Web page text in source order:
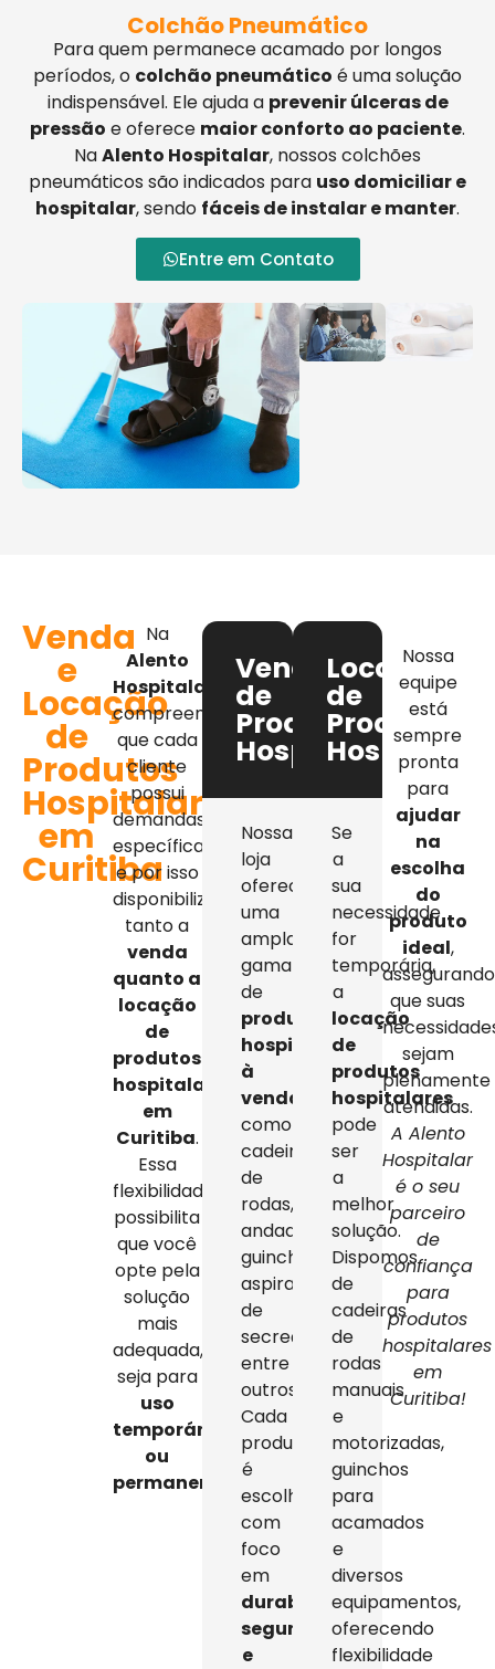
Colchão Pneumático
Para quem permanece acamado por longos
períodos, o colchão pneumático é uma solução
indispensável. Ele ajuda a prevenir úlceras de
pressão e oferece maior conforto ao paciente.
NaAlento Hospitalar, nossos colchões
pneumáticos são indicados para uso domiciliar e
hospitalar, sendo fáceis de instalar e manter.
Entre em Contato
Venda
e
Locação
de
Produtos
Hospitalares
em
Curitiba
Na
Alento
Hospitalar
compreendemos
que cada
cliente
possui
demandas
específicas,
e por isso
disponibilizamos
tanto a
venda
quanto a
locação
de
produtos
hospitalares
em
Curitiba.
Essa
flexibilidade
possibilita
que você
opte pela
solução
mais
adequada,
seja para
uso
temporário
ou
permanente
Venda
de
Produtos
Hospitalares
Nossa
loja
oferece
uma
ampla
gama
de
produtos
hospitalares
à
venda
como
cadeiras
de
rodas,
andadores,
guinchos,
aspiradores
de
secreção,
entre
outros.
Cada
produto
é
escolhido
com
foco
em
durabilidade,
segurança
e
Locação
de
Produtos
Se
a
sua
necessidade
for
temporária,
a
locação
de
produtos
hospitalares
pode
ser
a
melhor
solução.
Dispomos
de
cadeiras
de
rodas
manuais
e
motorizadas,
guinchos
para
acamados
e
diversos
equipamentos,
oferecendo
flexibilidade
Nossa
equipe
está
sempre
pronta
para
ajudar
na
escolha
do
produto
ideal,
assegurando
que suas
sejam
plenamente
atendidas.
A Alento
Hospitalar
é o seu
parceiro
de
confiança
para
produtos
hospitalares
em
Curitiba!